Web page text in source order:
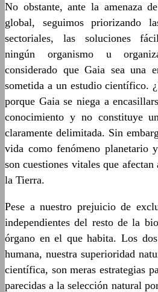
No obstante, ante la amenaza
global, seguimos priorizando
sectoriales, las soluciones
ningún organismo u
considerado que Gaia sea una
sometida a un estudio científico.
porque Gaia se niega a
conocimiento y no constituye
claramente delimitada. Sin
vida como fenómeno planetario
son cuestiones vitales que
la Tierra.
Pese a nuestro prejuicio de
independientes del resto de la
órgano en el que habita. Los
humana, nuestra superioridad
científica, son meras estrategias
parecidas a la selección natural